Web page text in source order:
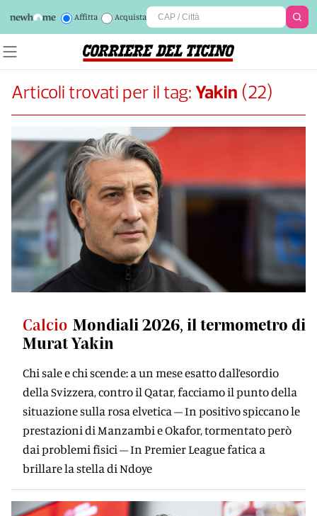
Affitta Acquista
Articoli trovati per il tag:Yakin (22)
Calcio Mondiali 2026, il termometro di
Murat Yakin
Chi sale e chi scende: a un mese esatto dall’esordio
della Svizzera, contro il Qatar, facciamo il punto della
situazione sulla rosa elvetica – In positivo spiccano le
prestazioni di Manzambi e Okafor, tormentato però
dai problemi fisici – In Premier League fatica a
brillare la stella di Ndoye